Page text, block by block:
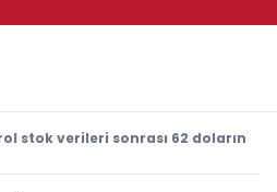
stok verileri sonrası 62 doların